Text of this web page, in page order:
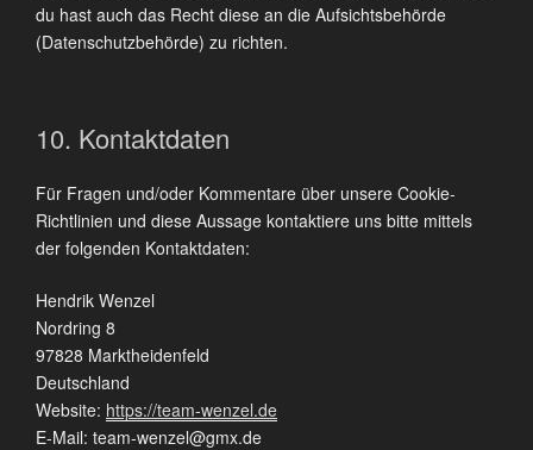
du hast auch das Recht diese an die Aufsichtsbehörde
(Datenschutzbehörde) zu richten.
10. Kontaktdaten
Für Fragen und/oder Kommentare über unsere Cookie-
Richtlinien und diese Aussage kontaktiere uns bitte mittels
der folgenden Kontaktdaten:
Hendrik Wenzel
Nordring 8
97828 Marktheidenfeld
Deutschland
Website: https://team-wenzel.de
E-Mail: team-wenzel@gmx.de